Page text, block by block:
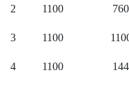
2 1100 760
3 1100
4 1100 144